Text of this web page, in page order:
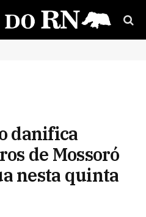
danifica
de Mossoró
nesta quinta